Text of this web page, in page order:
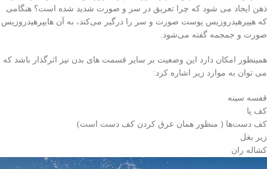
ذهن ایجاد می شود که چرا تعریق در سر و صورت شدید شده است؟ هنگامی
که هیپرهیدروزیس پوست صورت و سر را درگیر می‌کند، به آن هایپرهیدروزیس
صورت و جمجمه گفته می‌شود.
همینطور امکان دارد این وضعیت بر سایر قسمت های بدن نیز اثرگذار باشد که
می توان به موارد زیر اشاره کرد:
قفسه سینه
کف پا
کف دست‌ها ( منظور همان عرق کردن کف دست است)
زیر بغل
کشاله ران